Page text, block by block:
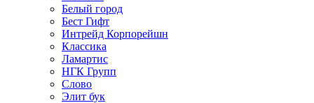
Белый город
Бест Гифт
Интрейд Корпорейшн
Классика
Ламартис
НГК Групп
Слово
Элит бук